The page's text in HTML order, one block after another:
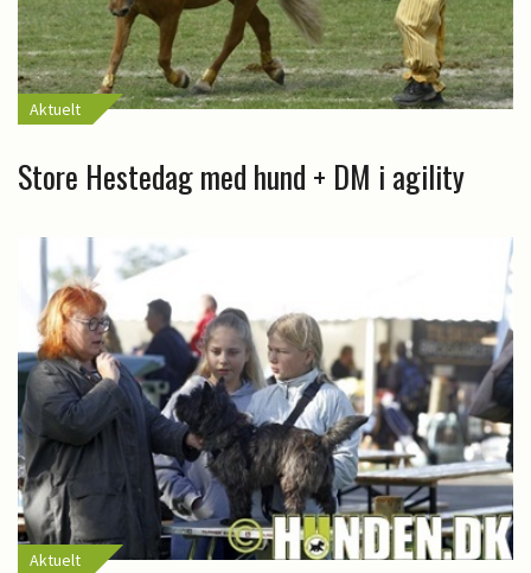
Aktuelt
Store Hestedag med hund + DM i agility
Aktuelt